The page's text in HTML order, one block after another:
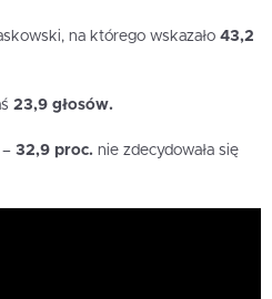
na którego wskazało 43,2
23,9 głosów.
– 32,9 proc. nie zdecydowała się